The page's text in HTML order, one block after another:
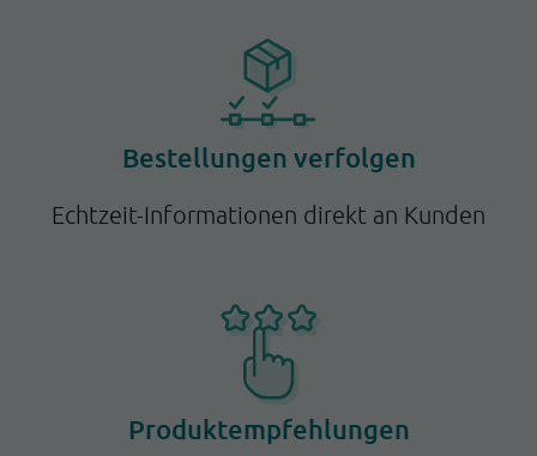
Bestellungen verfolgen
Echtzeit-Informationen direkt an Kunden
Produktempfehlungen